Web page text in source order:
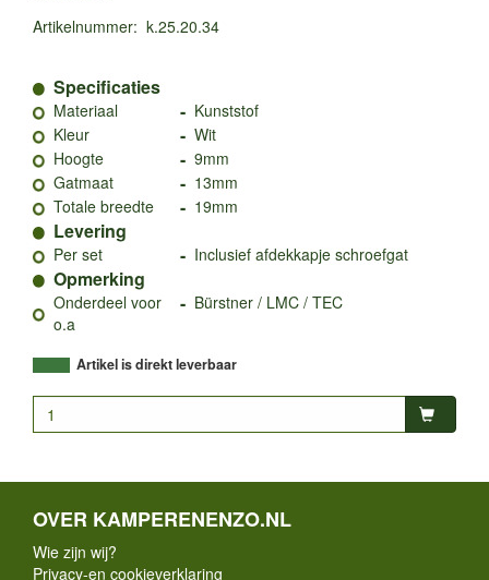
Artikelnummer: k.25.20.34
Specificaties
Materiaal - Kunststof
Kleur
- Wit
Hoogte
- 9mm
Gatmaat
- 13mm
Totale breedte
- 19mm
Levering
Per set - Inclusief afdekkapje schroefgat
Opmerking
Onderdeel voor
o.a
- Bürstner / LMC / TEC
Artikel is direkt leverbaar
OVER KAMPERENENZO.NL
Wie zijn wij?
Privacy-en cookieverklaring